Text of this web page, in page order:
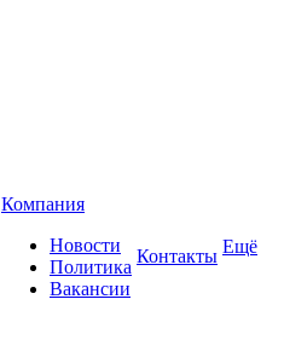
Компания
Новости
Политика
Вакансии
Контакты Ещё